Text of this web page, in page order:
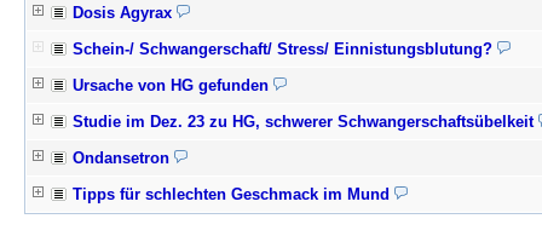
Dosis Agyrax
Schein-/ Schwangerschaft/ Stress/ Einnistungsblutung?
Ursache von HG gefunden
Studie im Dez. 23 zu HG, schwerer Schwangerschaftsübelkeit
Ondansetron
Tipps für schlechten Geschmack im Mund